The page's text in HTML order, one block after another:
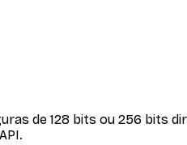
de 128 bits ou 256 bits